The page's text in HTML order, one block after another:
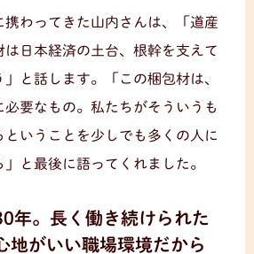
携わってきた山内さんは、「道産
は日本経済の土台、根幹を支えて
と話します。「この梱包材は、
必要なもの。私たちがそういうも
ということを少しでも多くの人に
と最後に語ってくれました。
年。長く働き続けられた
地がいい職場環境だから